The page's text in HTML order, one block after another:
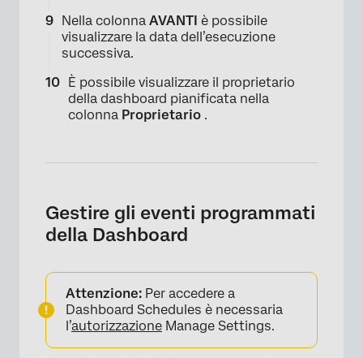
×
Nella colonna AVANTI è possibile
visualizzare la data dell’esecuzione
successiva.
È possibile visualizzare il proprietario
della dashboard pianificata nella
colonna Proprietario .
Gestire gli eventi programmati
della Dashboard
Attenzione: Per accedere a
Dashboard Schedules è necessaria
l’autorizzazione Manage Settings.